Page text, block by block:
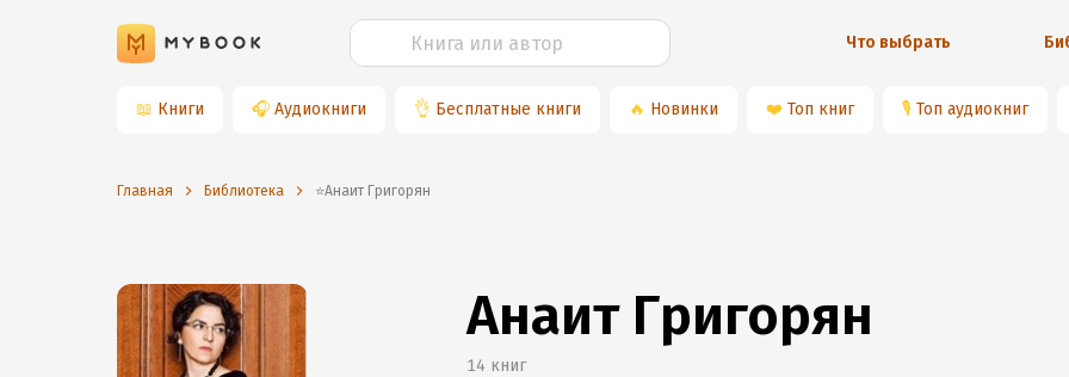
Что выбрать
📖 Книги 🎧 Аудиокниги 👌 Бесплатные книги 🔥 Новинки ❤️ Топ книг 🎙 Топ аудиокниг
Главная Библиотека ⭐️Анаит Григорян
Анаит Григорян
14 книг